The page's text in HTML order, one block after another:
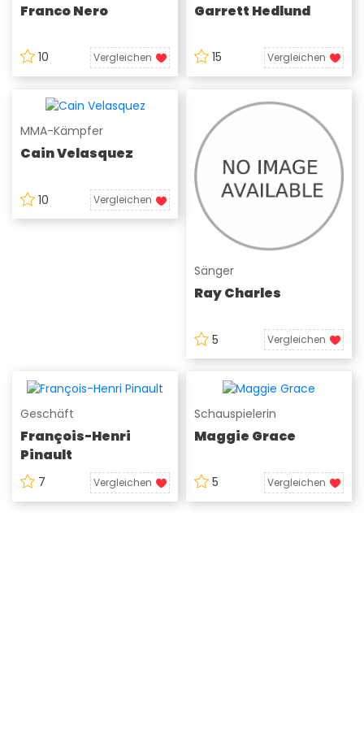
Franco Nero
10 Vergleichen
Garrett Hedlund
15 Vergleichen
MMA-Kämpfer
Cain Velasquez
10 Vergleichen
Sänger
Ray Charles
5 Vergleichen
Geschäft
François-Henri
Pinault
7 Vergleichen
Schauspielerin
Maggie Grace
5 Vergleichen